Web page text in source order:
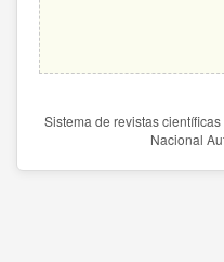
Sistema de revistas
Nacional